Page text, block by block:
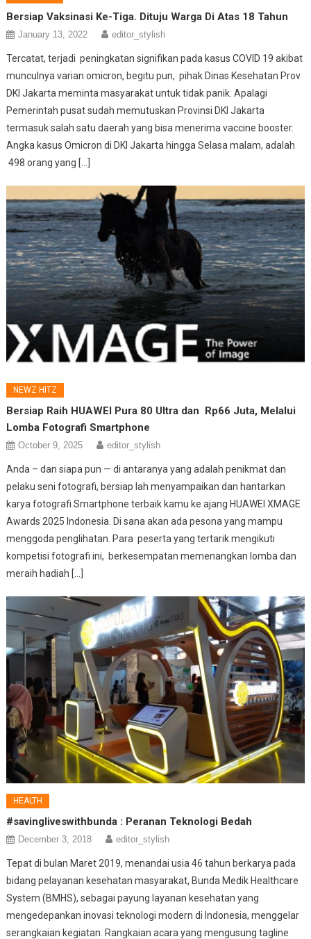
Bersiap Vaksinasi Ke-Tiga. Dituju Warga Di Atas 18 Tahun
January 13, 2022 editor_stylish
Tercatat, terjadi peningkatan signifikan pada kasus COVID 19 akibat
munculnya varian omicron, begitu pun, pihak Dinas Kesehatan Prov
DKI Jakarta meminta masyarakat untuk tidak panik. Apalagi
Pemerintah pusat sudah memutuskan Provinsi DKI Jakarta
termasuk salah satu daerah yang bisa menerima vaccine booster.
Angka kasus Omicron di DKI Jakarta hingga Selasa malam, adalah
498 orang yang […]
NEWZ HITZ
Bersiap Raih HUAWEI Pura 80 Ultra dan Rp66 Juta, Melalui
Lomba Fotografi Smartphone
October 9, 2025 editor_stylish
Anda – dan siapa pun — di antaranya yang adalah penikmat dan
pelaku seni fotografi, bersiap lah menyampaikan dan hantarkan
karya fotografi Smartphone terbaik kamu ke ajang HUAWEI XMAGE
Awards 2025 Indonesia. Di sana akan ada pesona yang mampu
menggoda penglihatan. Para peserta yang tertarik mengikuti
kompetisi fotografi ini, berkesempatan memenangkan lomba dan
meraih hadiah […]
HEALTH
#savingliveswithbunda : Peranan Teknologi Bedah
December 3, 2018 editor_stylish
Tepat di bulan Maret 2019, menandai usia 46 tahun berkarya pada
bidang pelayanan kesehatan masyarakat, Bunda Medik Healthcare
System (BMHS), sebagai payung layanan kesehatan yang
mengedepankan inovasi teknologi modern di Indonesia, menggelar
serangkaian kegiatan. Rangkaian acara yang mengusung tagline